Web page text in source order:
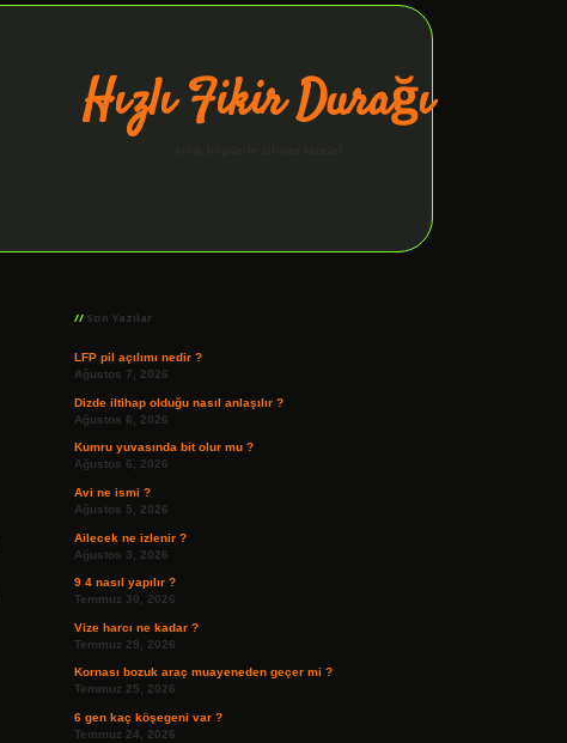
Hızlı Fikir Durağı
Son Yazılar
LFP pil açılımı nedir ?
Ağustos 7, 2026
Dizde iltihap olduğu nasıl anlaşılır ?
Ağustos 6, 2026
Kumru yuvasında bit olur mu ?
Ağustos 6, 2026
Avi ne ismi ?
Ağustos 5, 2026
Ailecek ne izlenir ?
Ağustos 3, 2026
9 4 nasıl yapılır ?
Temmuz 30, 2026
Vize harcı ne kadar ?
Temmuz 29, 2026
Kornası bozuk araç muayeneden geçer mi ?
Temmuz 25, 2026
6 gen kaç köşegeni var ?
Temmuz 24, 2026